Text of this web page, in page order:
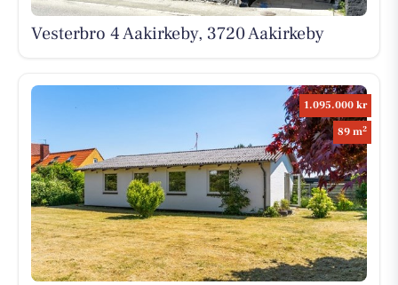
Vesterbro 4 Aakirkeby, 3720 Aakirkeby
1.095.000 kr
89 m2